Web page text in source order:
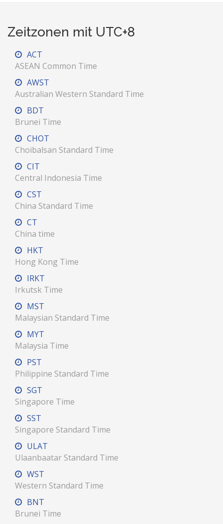
Zeitzonen mit UTC+8
ACT
ASEAN Common Time
AWST
Australian Western Standard Time
BDT
Brunei Time
CHOT
Choibalsan Standard Time
CIT
Central Indonesia Time
CST
China Standard Time
CT
China time
HKT
Hong Kong Time
IRKT
Irkutsk Time
MST
Malaysian Standard Time
MYT
Malaysia Time
PST
Philippine Standard Time
SGT
Singapore Time
SST
Singapore Standard Time
ULAT
Ulaanbaatar Standard Time
WST
Western Standard Time
BNT
Brunei Time